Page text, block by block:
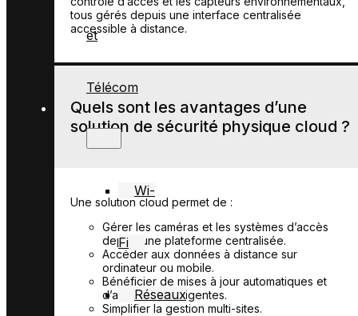
et
Télécom
Wi-
Fi
Réseaux
tous gérés depuis une interface centralisée
accessible à distance.
Quels sont les avantages d’une
solution de sécurité physique cloud ?
Une solution cloud permet de :
Gérer les caméras et les systèmes d’accès
depuis une plateforme centralisée.
Accéder aux données à distance sur
ordinateur ou mobile.
Bénéficier de mises à jour automatiques et
d’analyses intelligentes.
Simplifier la gestion multi-sites.